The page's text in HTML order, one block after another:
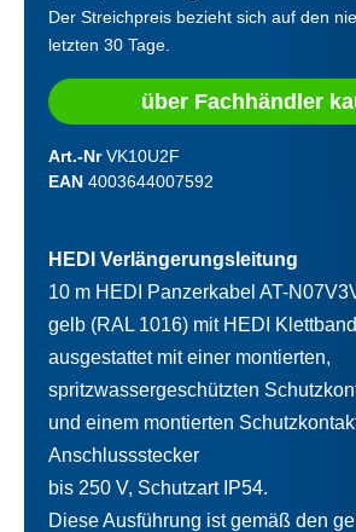
Der Streichpreis bezieht sich auf den
letzten 30 Tage.
über Fachhändler
Art.-NrVK10U2F
EAN 4003644007592
HEDI Verlängerungsleitung
10 m HEDI Panzerkabel AT-
gelb (RAL 1016) mit HEDI
ausgestattet mit einer montierten,
spritzwassergeschützten
und einem montierten
Anschlussstecker
bis 250 V, Schutzart IP54.
Diese Ausführung ist gemäß den